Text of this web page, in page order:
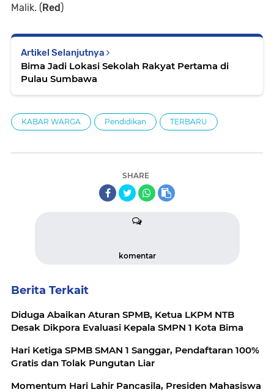
Malik. (Red)
Artikel Selanjutnya
Bima Jadi Lokasi Sekolah Rakyat Pertama di
Pulau Sumbawa
KABAR WARGA Pendidikan TERBARU
SHARE
komentar
Berita Terkait
Diduga Abaikan Aturan SPMB, Ketua LKPM NTB
Desak Dikpora Evaluasi Kepala SMPN 1 Kota Bima
Hari Ketiga SPMB SMAN 1 Sanggar, Pendaftaran 100%
Gratis dan Tolak Pungutan Liar
Momentum Hari Lahir Pancasila, Presiden Mahasiswa